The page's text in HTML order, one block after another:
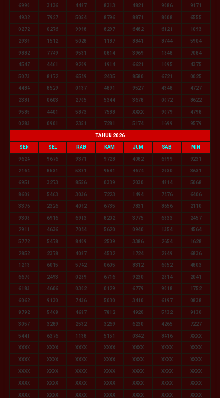
6990 3136 4487 8313 4821 9086 9171
4932 7927 5054 8796 8871 8008 6555
0272 0276 9998 8297 6482 6121 1093
2939 1512 5028 1187 8841 8744 5904
9882 7749 9531 0814 3969 1848 7084
4547 4461 9209 1914 6621 1095 4375
5073 8172 6549 2435 8580 6721 0025
4484 8529 0137 4891 9527 4348 4727
2381 0603 2705 5344 3678 0072 8622
9585 4401 5873 7588 XXXX 9079 4798
0283 0901 2351 7281 5174 1699 9579
TAHUN 2026
SEN SEL RAB KAM JUM SAB MIN
9624 9676 9371 9728 4082 6999 9231
2164 8531 5381 9581 4674 2930 3631
6951 3273 8556 0339 2030 4814 5068
8609 5463 3036 7223 1494 7476 6406
3376 2326 4092 6735 7831 8656 2110
9308 6916 6913 8202 3775 6833 2457
2911 4636 7044 5620 0940 1354 4564
5772 5478 8409 2509 3386 2654 1628
2852 2378 4087 4532 1724 2949 6836
1213 6015 5742 0605 8312 6052 4803
6670 2493 0289 6716 9230 2814 2041
6183 4606 0302 0129 6779 9018 1752
6062 9130 7436 5030 3410 6197 0838
8792 5468 4687 7812 4920 5432 9130
3057 3289 2532 3269 6230 4265 7227
5441 6376 1138 5151 0342 8416 XXXX
XXXX XXXX XXXX XXXX XXXX XXXX XXXX
XXXX XXXX XXXX XXXX XXXX XXXX XXXX
XXXX XXXX XXXX XXXX XXXX XXXX XXXX
XXXX XXXX XXXX XXXX XXXX XXXX XXXX
XXXX XXXX XXXX XXXX XXXX XXXX XXXX